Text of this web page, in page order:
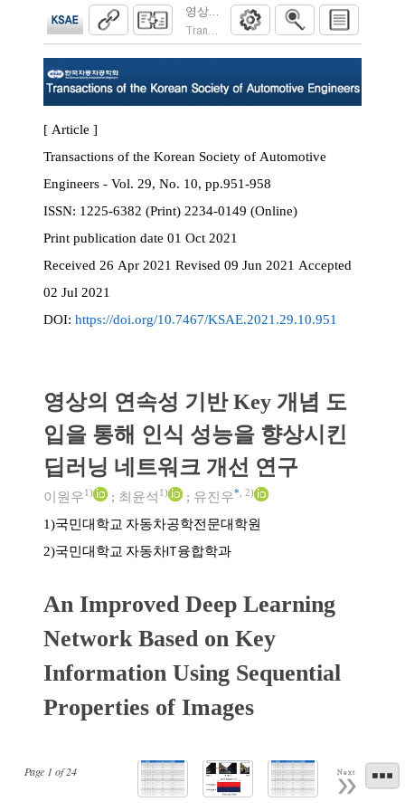
영상의 연속성 기반 Key 개념 도입을 통해
Transactions of the Korean Society of
Page 1 of24 Next
[ Article ]
Transactions of the Korean Society of Automotive
Engineers - Vol. 29, No. 10, pp.951-958
ISSN:
1225-6382 (Print) 2234-0149 (Online)
Print publication date 01 Oct 2021
Received 26 Apr 2021 Revised 09 Jun 2021 Accepted
02 Jul 2021
DOI: https://doi.org/10.7467/KSAE.2021.29.10.951
영상의 연속성 기반 Key 개념 도
입을 통해 인식 성능을 향상시킨
딥러닝 네트워크 개선 연구
이원우1) ; 최윤석 1) ; 유진우* 2)
1)국민대학교 자동차공학전문대학원
2)국민대학교 자동차IT융합학과
An Improved Deep Learning
Network Based on Key
Information Using Sequential
Properties of Images